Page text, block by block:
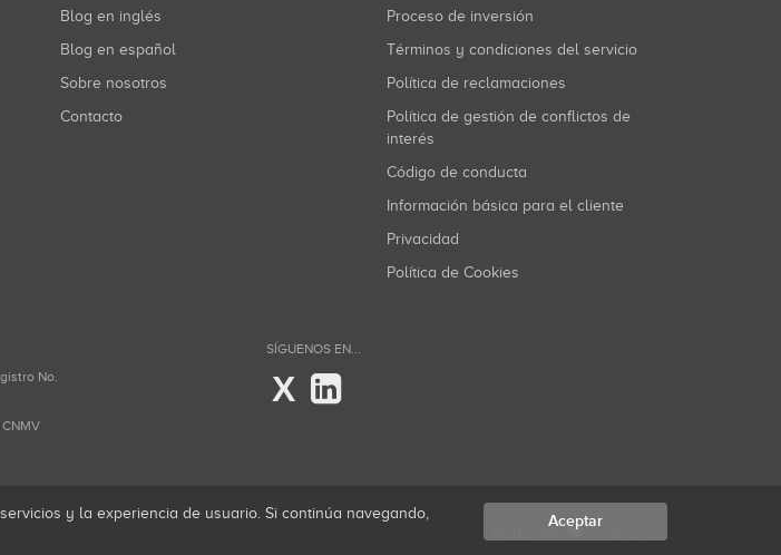
Blog en inglés
Blog en español
Sobre nosotros
Contacto
Proceso de inversión
Términos y condiciones del servicio
Política de reclamaciones
Política de gestión de conflictos de
interés
Código de conducta
Información básica para el cliente
Privacidad
Política de Cookies
No.
SÍGUENOS EN...
X
y la experiencia de usuario. Si continúa navegando,
Aceptar